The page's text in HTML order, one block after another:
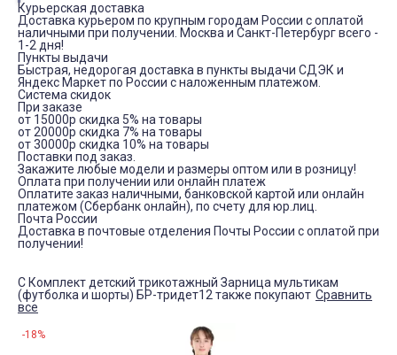
Курьерская доставка
Доставка курьером по крупным городам России с оплатой
наличными при получении. Москва и Санкт-Петербург всего -
1-2 дня!
Пункты выдачи
Быстрая, недорогая доставка в пункты выдачи СДЭК и
Яндекс Маркет по России с наложенным платежом.
Система скидок
При заказе
от 15000р скидка 5% на товары
от 20000р скидка 7% на товары
от 30000р скидка 10% на товары
Поставки под заказ.
Закажите любые модели и размеры оптом или в розницу!
Оплата при получении или онлайн платеж
Оплатите заказ наличными, банковской картой или онлайн
платежом (Сбербанк онлайн), по счету для юр.лиц.
Почта России
Доставка в почтовые отделения Почты России с оплатой при
получении!
С Комплект детский трикотажный Зарница мультикам
(футболка и шорты) БР-тридет12 также покупают Сравнить
все
-18%